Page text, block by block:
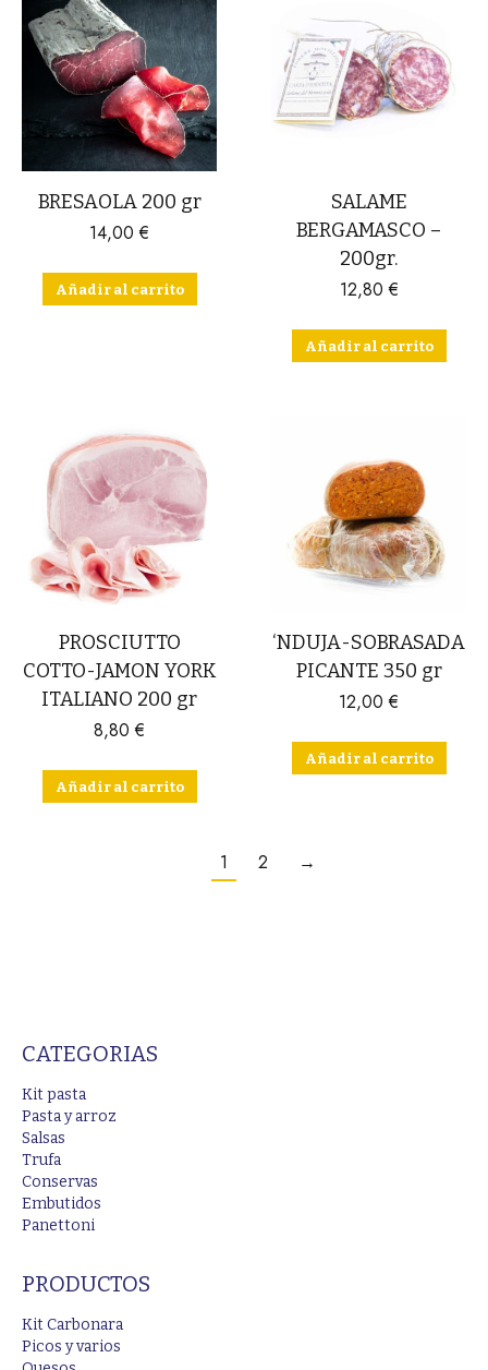
BRESAOLA 200 gr
14,00€
Añadir al carrito
SALAME
BERGAMASCO –
200gr.
12,80€
Añadir al carrito
PROSCIUTTO
COTTO-JAMON YORK
ITALIANO 200 gr
8,80€
Añadir al carrito
‘NDUJA-SOBRASADA
PICANTE 350 gr
12,00€
Añadir al carrito
1 2 →
CATEGORIAS
Kit pasta
Pasta y arroz
Salsas
Trufa
Conservas
Embutidos
Panettoni
PRODUCTOS
Kit Carbonara
Picos y varios